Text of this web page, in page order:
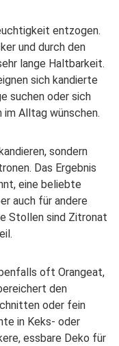
entzogen.
und durch den
lange Haltbarkeit.
sich kandierte
suchen oder sich
Alltag wünschen.
sondern
Das Ergebnis
eine beliebte
auch für andere
Stollen sind Zitronat
oft Orangeat,
den
oder fein
in Keks- oder
essbare Deko für